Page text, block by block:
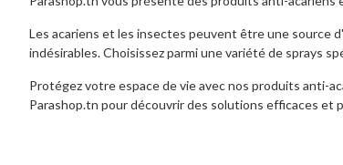
Les acariens et les insectes peuvent être une source
indésirables. Choisissez parmi une variété de sprays
Protégez votre espace de vie avec nos produits anti-
Parashop.tn pour découvrir des solutions efficaces et